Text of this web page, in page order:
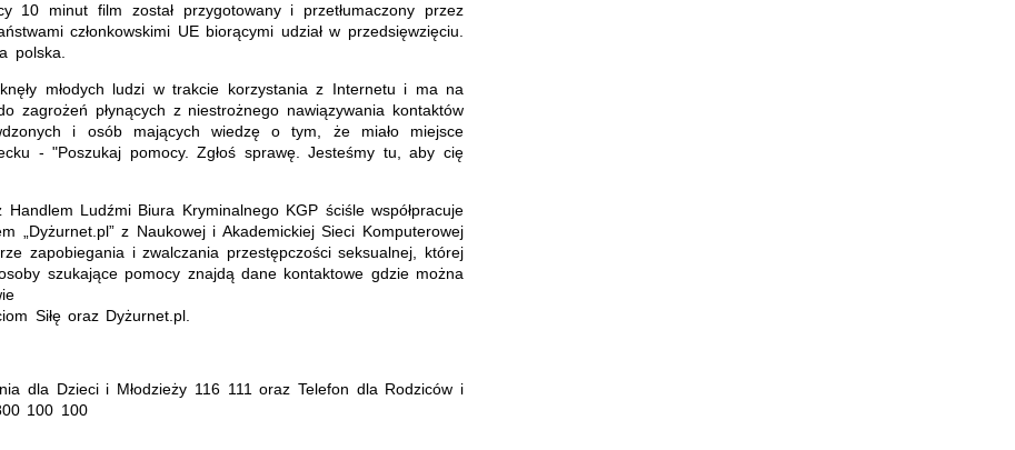
10 minut film został przygotowany i przetłumaczony przez
członkowskimi UE biorącymi udział w przedsięwzięciu.
polska.
młodych ludzi w trakcie korzystania z Internetu i ma na
zagrożeń płynących z niestrożnego nawiązywania kontaktów
i osób mających wiedzę o tym, że miało miejsce
- "Poszukaj pomocy. Zgłoś sprawę. Jesteśmy tu, aby cię
Ludźmi Biura Kryminalnego KGP ściśle współpracuje
„Dyżurnet.pl” z Naukowej i Akademickiej Sieci Komputerowej
zapobiegania i zwalczania przestępczości seksualnej, której
szukające pomocy znajdą dane kontaktowe gdzie można
Siłę oraz Dyżurnet.pl.
dla Dzieci i Młodzieży 116 111 oraz Telefon dla Rodziców i
100 100